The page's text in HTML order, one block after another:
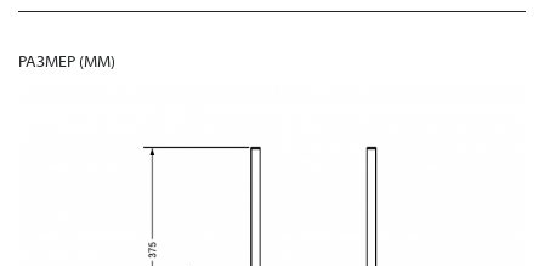
РАЗМЕР (MM)